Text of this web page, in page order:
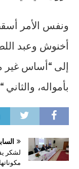
ونفس الأمر
أخنوش وعبد
إلى “أساس غير
بأمواله،
لشكر